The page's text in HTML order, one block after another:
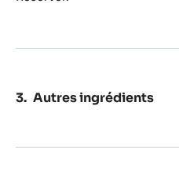
Autres ingrédients